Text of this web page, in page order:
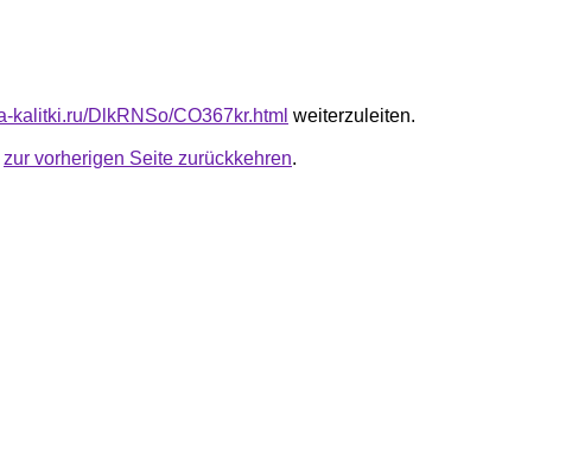
kalitki.ru/DlkRNSo/CO367kr.html weiterzuleiten.
zur vorherigen Seite zurückkehren.